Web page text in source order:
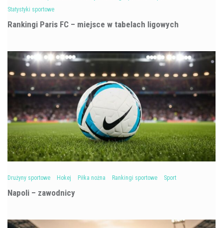
Statystyki sportowe
Rankingi Paris FC – miejsce w tabelach ligowych
Drużyny sportowe Hokej Piłka nożna Rankingi sportowe Sport
Napoli – zawodnicy